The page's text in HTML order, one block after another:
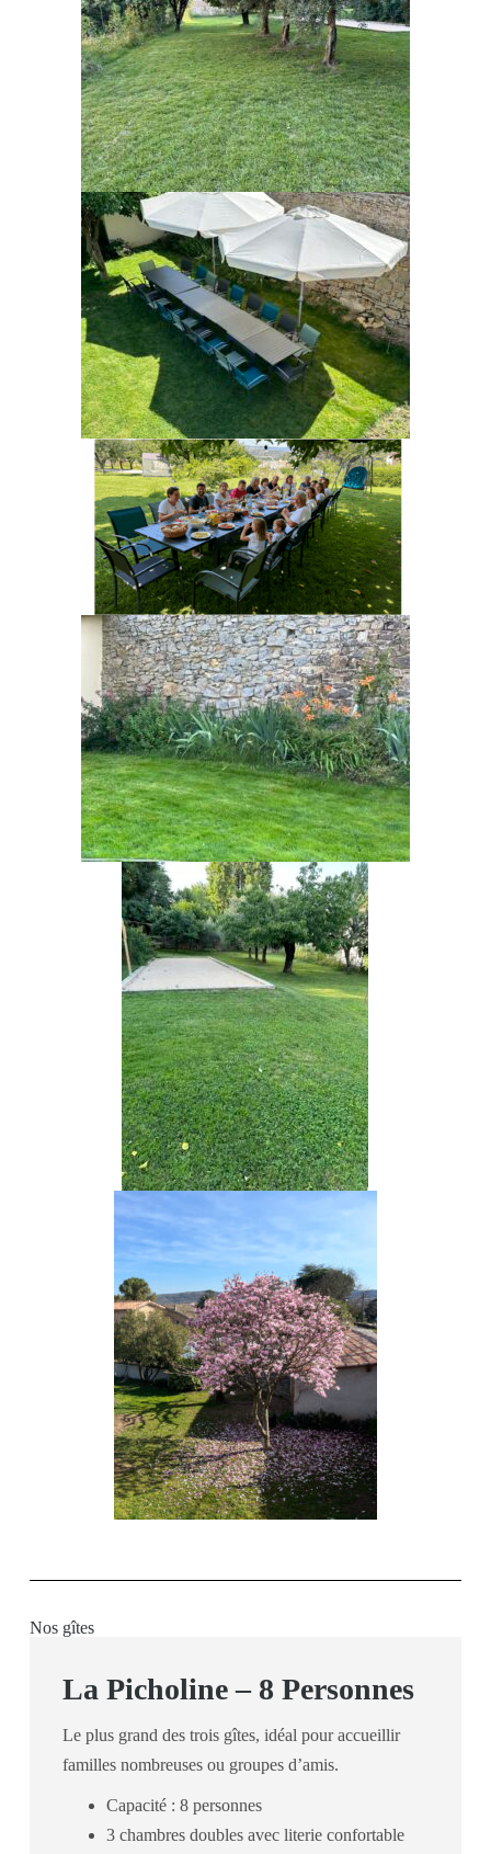
Nos gîtes
La Picholine – 8 Personnes
Le plus grand des trois gîtes, idéal pour accueillir
familles nombreuses ou groupes d’amis.
Capacité : 8 personnes
3 chambres doubles avec literie confortable